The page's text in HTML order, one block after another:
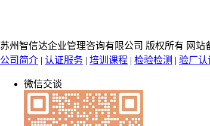
苏州智信达企业管理咨询有限公司 版权所有 网站
公司简介 | 认证服务 | 培训课程 | 检验检测 | 验厂认
微信交谈